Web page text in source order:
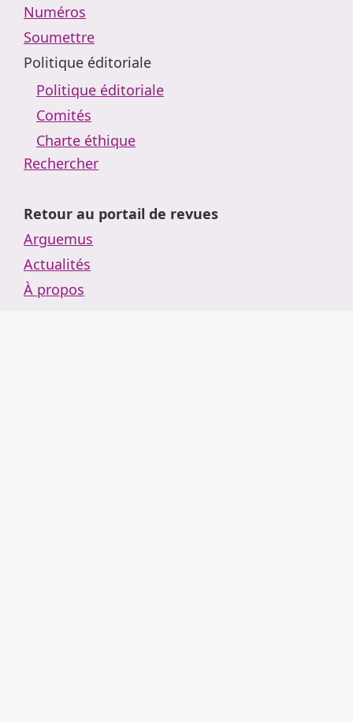
Numéros
Soumettre
Politique éditoriale
Politique éditoriale
Comités
Charte éthique
Rechercher
Retour au portail de revues
Arguemus
Actualités
À propos